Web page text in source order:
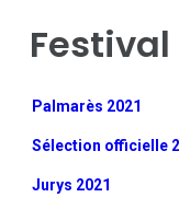
Festival
Palmarès 2021
Sélection officielle
Jurys 2021